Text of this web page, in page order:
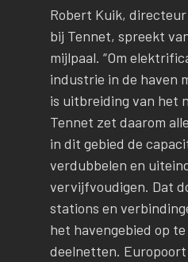
Robert Kuik,
bij Tennet, spreekt
mijlpaal. “Om
industrie in de haven
is uitbreiding van het
Tennet zet daarom
in dit gebied de
verdubbelen en
vervijfvoudigen. Dat
stations en
het havengebied op
deelnetten. Europoort